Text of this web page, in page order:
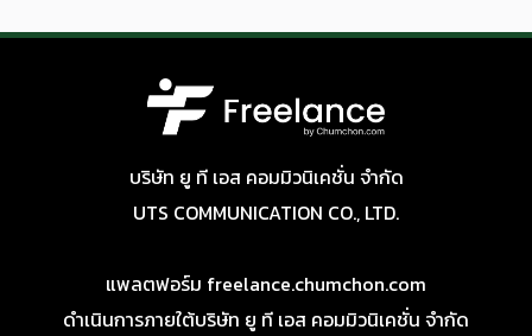
บริษัท ยู ที เอส คอมมิวนิเคชั่น จำกัด
UTS COMMUNICATION CO., LTD.
แพลตฟอร์ม freelance.chumchon.com
ดำเนินการภายใต้บริษัท ยู ที เอส คอมมิวนิเคชั่น จำกัด